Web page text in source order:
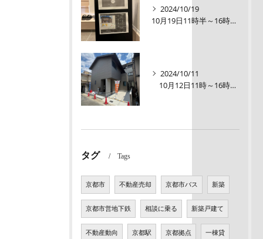
2024/10/19
10月19日11時半～16時00【オープンルーム】伏見区醍醐大構町新築戸建
2024/10/11
10月12日11時～16時【オープンルーム】伏見区醍醐大構町 新築戸建て
タグ Tags
京都市 不動産売却 京都市バス 新築
京都市営地下鉄 相談に乗る 新築戸建て
不動産動向 京都駅 京都拠点 一棟貸